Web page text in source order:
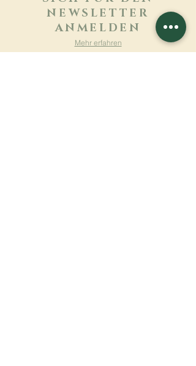
NEWSLETTER
ANMELDEN
Mehr erfahren